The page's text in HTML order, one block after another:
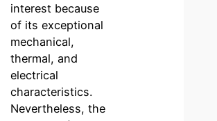
interest because
of its exceptional
mechanical,
thermal, and
electrical
characteristics.
Nevertheless, the